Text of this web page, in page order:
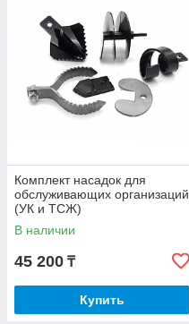
Комплект насадок для
обслуживающих организаций
(УК и ТСЖ)
В наличии
45 200 ₸
Купить